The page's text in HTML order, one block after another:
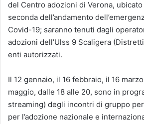
del Centro adozioni di Verona, ubicato
seconda dell’andamento
Covid-19; saranno tenuti dagli
adozioni dell’Ulss 9 Scaligera
enti autorizzati.
Il 12 gennaio, il 16 febbraio, il 16
maggio, dalle 18 alle 20, sono in
streaming) degli incontri di gruppo
per l’adozione nazionale e